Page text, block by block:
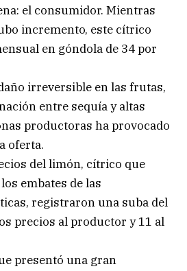
el consumidor. Mientras
incremento, este cítrico
en góndola de 34 por
irreversible en las frutas,
entre sequía y altas
productoras ha provocado
oferta.
del limón, cítrico que
embates de las
registraron una suba del
precios al productor y 11 al
presentó una gran